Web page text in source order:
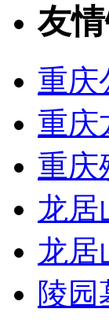
友
重庆
重庆
重庆
龙居
龙居
陵园